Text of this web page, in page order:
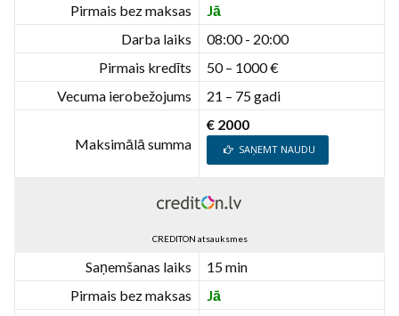
Pirmais bez maksas
Jā
Darba laiks
08:00 - 20:00
Pirmais kredīts
50 – 1000 €
Vecuma ierobežojums
21 – 75 gadi
Maksimālā summa
€ 2000
SAŅEMT NAUDU
CREDITON atsauksmes
Saņemšanas laiks
15 min
Pirmais bez maksas
Jā